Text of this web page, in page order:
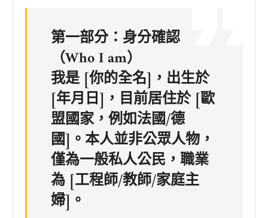
第一部分：身分確認
（Who I am）
我是 [你的全名]，出生於
[年月日]，目前居住於 [歐
盟國家，例如法國/德
國]。本人並非公眾人物，
僅為一般私人公民，職業
為 [工程師/教師/家庭主
婦]。